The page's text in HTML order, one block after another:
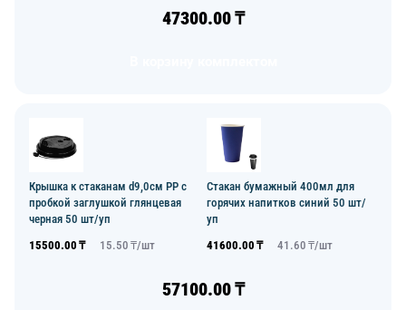
47300.00₸
Крышка к стаканам d9,0см PP с
пробкой заглушкой глянцевая
черная 50 шт/уп
15500.00 ₸ 15.50 ₸/шт
Стакан бумажный 400мл для
горячих напитков синий 50 шт/
уп
41600.00 ₸ 41.60 ₸/шт
57100.00₸